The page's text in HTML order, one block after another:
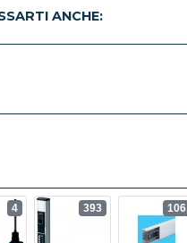
ANCHE:
4 393 106